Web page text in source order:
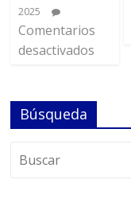
2025
Comentarios
desactivados
Búsqueda